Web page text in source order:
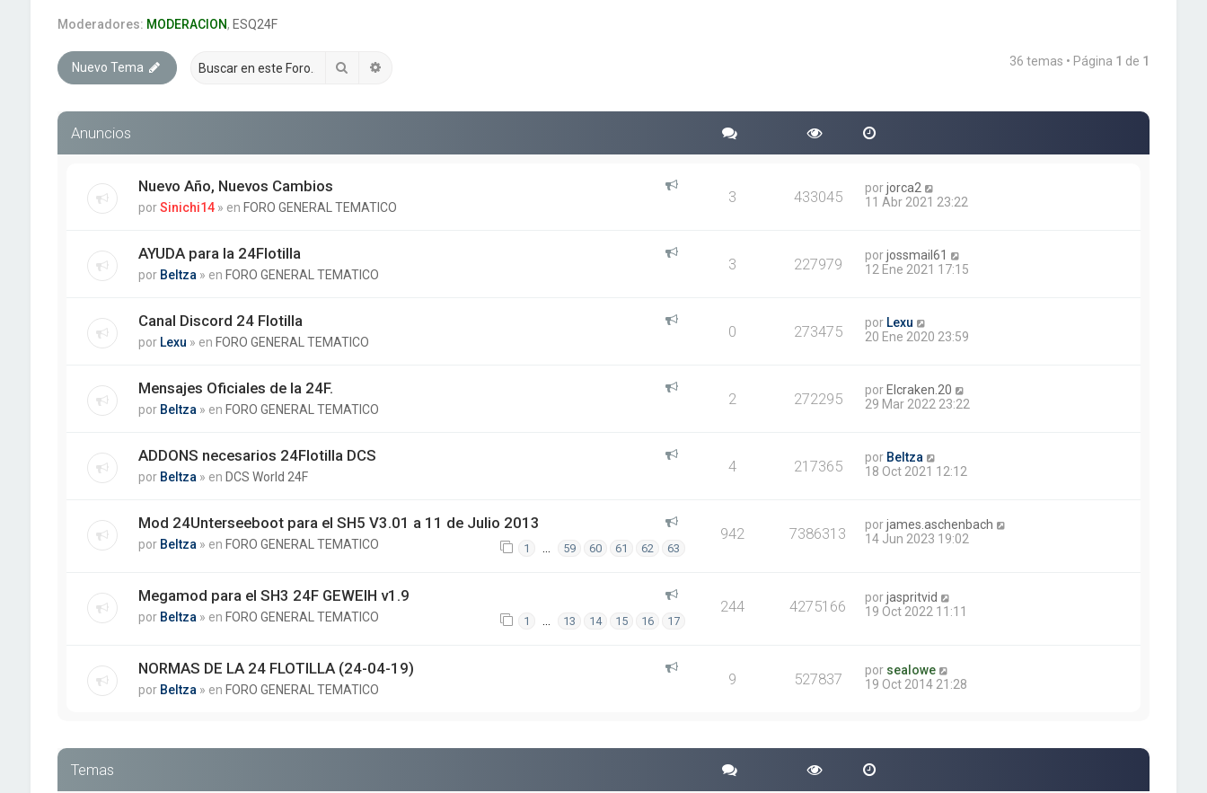
Moderadores: MODERACION, ESQ24F
Nuevo Tema Buscar 36 temas • Página 1 de 1
Anuncios
Nuevo Año, Nuevos Cambios
porSinichi14 » en FORO GENERAL TEMATICO
3 433045 porjorca2
11 Abr 2021 23:22
AYUDA para la 24Flotilla
por Beltza » en FORO GENERAL TEMATICO
3 227979 porjossmail61
12 Ene 2021 17:15
Canal Discord 24 Flotilla
por Lexu » en FORO GENERAL TEMATICO
0 273475 por Lexu
20 Ene 2020 23:59
Mensajes Oficiales de la 24F.
por Beltza » en FORO GENERAL TEMATICO
2 272295 por Elcraken.20
29 Mar 2022 23:22
ADDONS necesarios 24Flotilla DCS
por Beltza » en DCS World 24F
4 217365 por Beltza
18 Oct 2021 12:12
Mod 24Unterseeboot para el SH5 V3.01 a 11 de Julio 2013
por Beltza » en FORO GENERAL TEMATICO 1 … 59 60 61 62 63
942 7386313 porjames.aschenbach
14 Jun 2023 19:02
Megamod para el SH3 24F GEWEIH v1.9
por Beltza » en FORO GENERAL TEMATICO 1 … 13 14 15 16 17
244 4275166 porjaspritvid
19 Oct 2022 11:11
NORMAS DE LA 24 FLOTILLA (24-04-19)
por Beltza » en FORO GENERAL TEMATICO
9 527837 por sealowe
19 Oct 2014 21:28
Temas